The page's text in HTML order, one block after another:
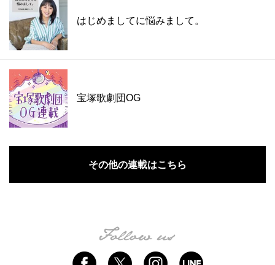
はじめましてに悩みまして。
宝塚歌劇団OG
その他の連載はこちら